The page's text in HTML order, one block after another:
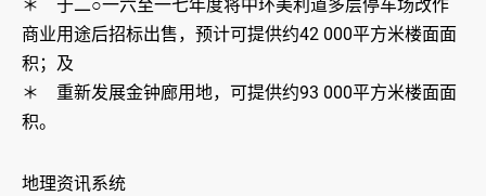
＊ 于二○一六至一七年度将中环美利道多层停车场改作
商业用途后招标出售，预计可提供约42 000平方米楼面面
积；及
＊ 重新发展金钟廊用地，可提供约93 000平方米楼面面
积。
地理资讯系统